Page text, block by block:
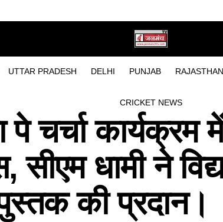
UTTAR PRADESH DELHI PUNJAB RAJASTHAN
CRICKET NEWS
BPH-W vs
पे चर्चा कार्यक्रम
धामी ने
पुस्तक की प्रदान।